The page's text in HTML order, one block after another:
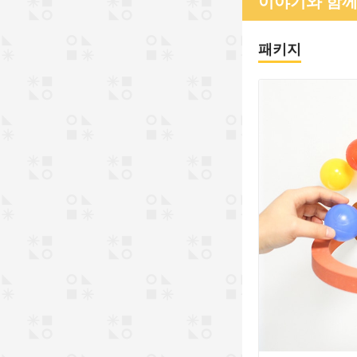
패키지